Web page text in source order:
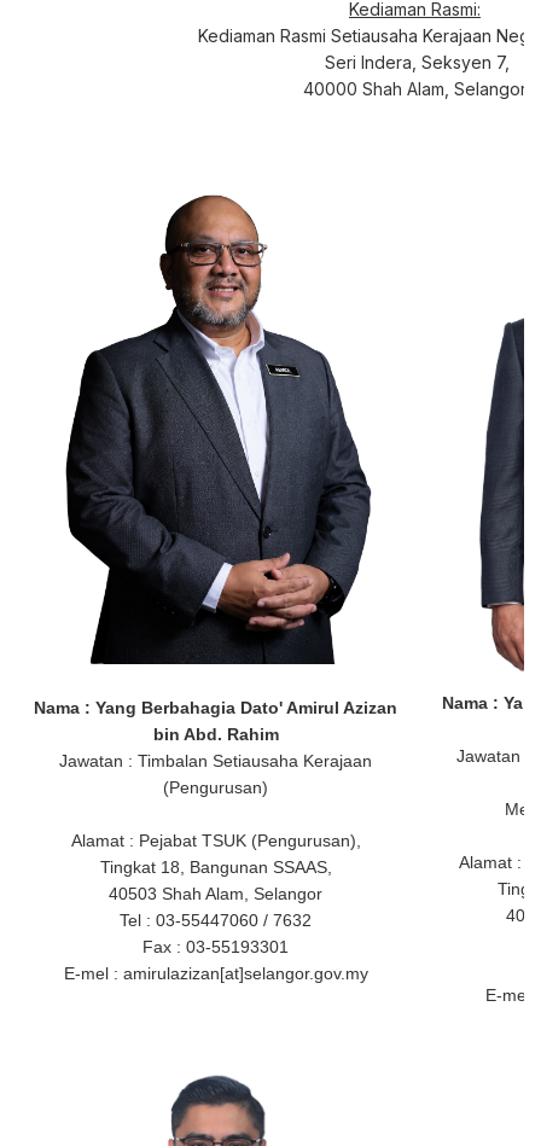
Kediaman Rasmi:
Kediaman Rasmi Setiausaha Kerajaan
Seri Indera, Seksyen 7,
40000 Shah Alam, Selangor
Nama :Yang Berbahagia Dato' Amirul Azizan
bin Abd. Rahim
Jawatan : Timbalan Setiausaha Kerajaan
(Pengurusan)
Alamat : Pejabat TSUK (Pengurusan),
Tingkat 18, Bangunan SSAAS,
40503 Shah Alam, Selangor
Tel : 03-55447060 / 7632
Fax : 03-55193301
E-mel : amirulazizan[at]selangor.gov.my
Nama :
Jawatan :
Alamat :
E-mel